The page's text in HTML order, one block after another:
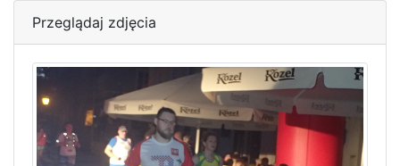
Przeglądaj zdjęcia